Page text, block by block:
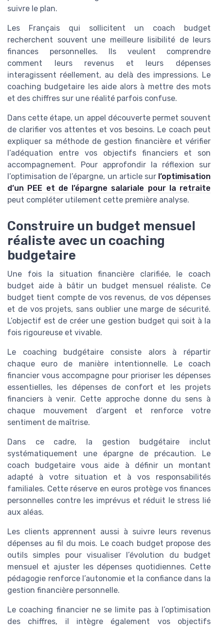
suivre le plan.
Les Français qui sollicitent un coach budget
recherchent souvent une meilleure lisibilité de leurs
finances personnelles. Ils veulent comprendre
comment leurs revenus et leurs dépenses
interagissent réellement, au delà des impressions. Le
coaching budgetaire les aide alors à mettre des mots
et des chiffres sur une réalité parfois confuse.
Dans cette étape, un appel découverte permet souvent
de clarifier vos attentes et vos besoins. Le coach peut
expliquer sa méthode de gestion financière et vérifier
l’adéquation entre vos objectifs financiers et son
accompagnement. Pour approfondir la réflexion sur
l’optimisation de l’épargne, un article sur l’optimisation
d’un PEE et de l’épargne salariale pour la retraite
peut compléter utilement cette première analyse.
Construire un budget mensuel
réaliste avec un coaching
budgetaire
Une fois la situation financière clarifiée, le coach
budget aide à bâtir un budget mensuel réaliste. Ce
budget tient compte de vos revenus, de vos dépenses
et de vos projets, sans oublier une marge de sécurité.
L’objectif est de créer une gestion budget qui soit à la
fois rigoureuse et vivable.
Le coaching budgétaire consiste alors à répartir
chaque euro de manière intentionnelle. Le coach
financier vous accompagne pour prioriser les dépenses
essentielles, les dépenses de confort et les projets
financiers à venir. Cette approche donne du sens à
chaque mouvement d’argent et renforce votre
sentiment de maîtrise.
Dans ce cadre, la gestion budgétaire inclut
systématiquement une épargne de précaution. Le
coach budgetaire vous aide à définir un montant
adapté à votre situation et à vos responsabilités
familiales. Cette réserve en euros protège vos finances
personnelles contre les imprévus et réduit le stress lié
aux aléas.
Les clients apprennent aussi à suivre leurs revenus
dépenses au fil du mois. Le coach budget propose des
outils simples pour visualiser l’évolution du budget
mensuel et ajuster les dépenses quotidiennes. Cette
pédagogie renforce l’autonomie et la confiance dans la
gestion financière personnelle.
Le coaching financier ne se limite pas à l’optimisation
des chiffres, il intègre également vos objectifs